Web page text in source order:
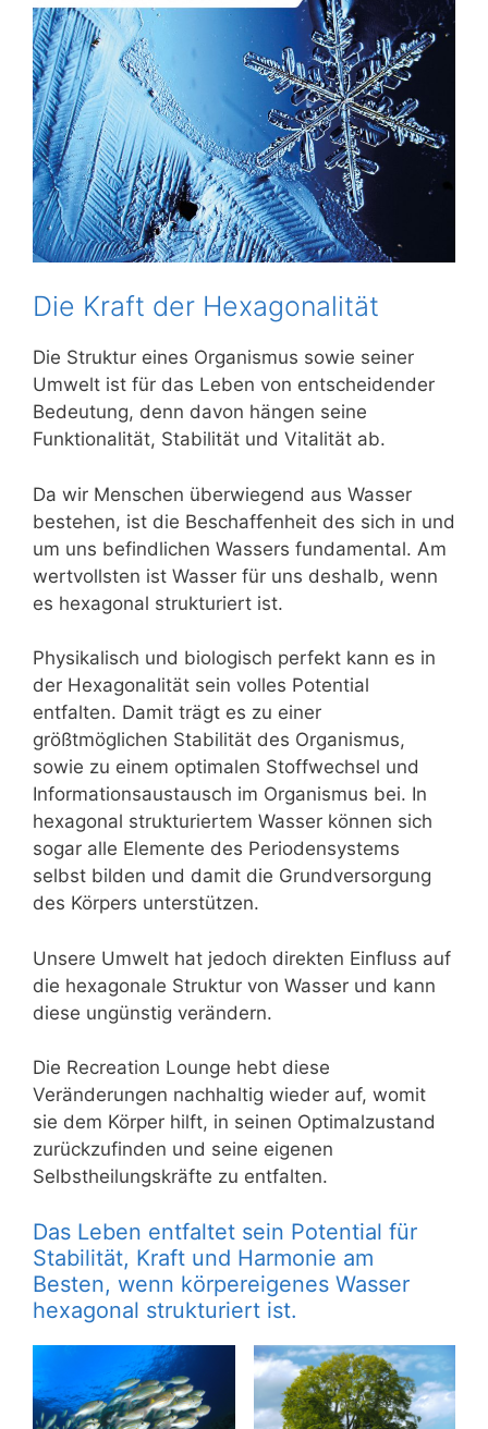
Die Kraft der Hexagonalität
Die Struktur eines Organismus sowie seiner
Umwelt ist für das Leben von entscheidender
Bedeutung, denn davon hängen seine
Funktionalität, Stabilität und Vitalität ab.
Da wir Menschen überwiegend aus Wasser
bestehen, ist die Beschaffenheit des sich in und
um uns befindlichen Wassers fundamental. Am
wertvollsten ist Wasser für uns deshalb, wenn
es hexagonal strukturiert ist.
Physikalisch und biologisch perfekt kann es in
der Hexagonalität sein volles Potential
entfalten. Damit trägt es zu einer
größtmöglichen Stabilität des Organismus,
sowie zu einem optimalen Stoffwechsel und
Informationsaustausch im Organismus bei. In
hexagonal strukturiertem Wasser können sich
sogar alle Elemente des Periodensystems
selbst bilden und damit die Grundversorgung
des Körpers unterstützen.
Unsere Umwelt hat jedoch direkten Einfluss auf
die hexagonale Struktur von Wasser und kann
diese ungünstig verändern.
Die Recreation Lounge hebt diese
Veränderungen nachhaltig wieder auf, womit
sie dem Körper hilft, in seinen Optimalzustand
zurückzufinden und seine eigenen
Selbstheilungskräfte zu entfalten.
Das Leben entfaltet sein Potential für
Stabilität, Kraft und Harmonie am
Besten, wenn körpereigenes Wasser
hexagonal strukturiert ist.